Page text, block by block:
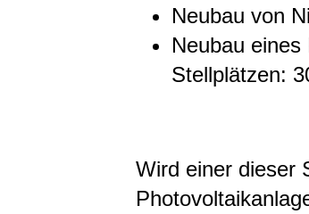
Neubau von
Neubau
Stellplätzen:
Wird einer dieser